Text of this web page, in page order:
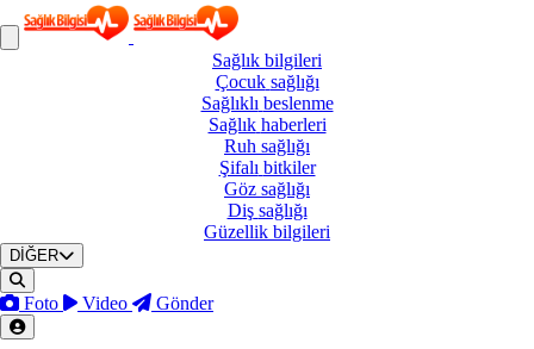
Sağlık bilgileri
Çocuk sağlığı
Sağlıklı beslenme
Sağlık haberleri
Ruh sağlığı
Şifalı bitkiler
Göz sağlığı
Diş sağlığı
Güzellik bilgileri
DİĞER
Foto Video Gönder